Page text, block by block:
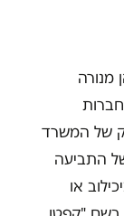
מנורה
חברות
של המשרד
התביעה
או